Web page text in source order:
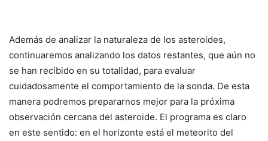
Además de analizar la naturaleza de los asteroides,
continuaremos analizando los datos restantes, que aún no
se han recibido en su totalidad, para evaluar
cuidadosamente el comportamiento de la sonda. De esta
manera podremos prepararnos mejor para la próxima
observación cercana del asteroide. El programa es claro
en este sentido: en el horizonte está el meteorito del